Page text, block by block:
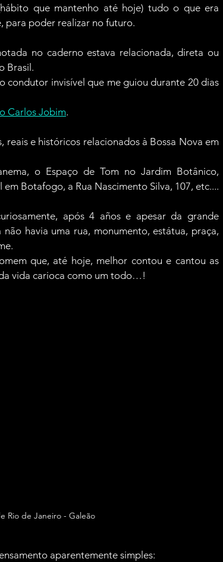
que mantenho até hoje) tudo o que era
para poder realizar no futuro.
no caderno estava relacionada, direta ou
Brasil.
invisível que me guiou durante 20 dias
Carlos Jobim.
reais e históricos relacionados à Bossa Nova em
o Espaço de Tom no Jardim Botânico,
Botafogo, a Rua Nascimento Silva, 107, etc....
após 4 años e apesar da grande
havia uma rua, monumento, estátua, praça,
que, até hoje, melhor contou e cantou as
vida carioca como um todo…!
Rio de Janeiro - Galeão
aparentemente simples: